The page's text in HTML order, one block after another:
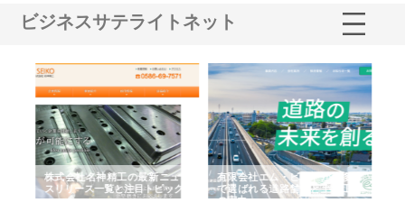
ビジネスサテライトネット
株式会社名神精工の最新ニュー
スリリース一覧と注目トピック
有限会社エム・ビルドが南多摩
で選ばれる道路舗装と土木工事
の実力